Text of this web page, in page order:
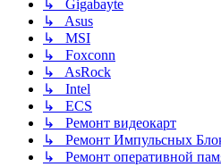
↳ Gigabayte
↳ Asus
↳ MSI
↳ Foxconn
↳ AsRock
↳ Intel
↳ ECS
↳ Ремонт видеокарт
↳ Ремонт Импульсных
↳ Ремонт оперативной